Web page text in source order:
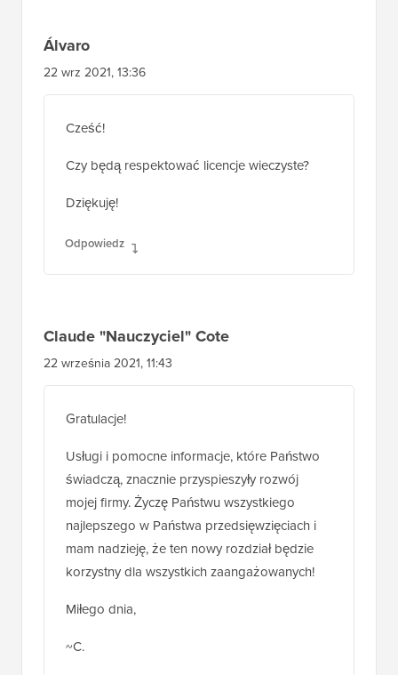
Álvaro
22 wrz 2021, 13:36
Cześć!
Czy będą respektować licencje wieczyste?
Dziękuję!
Odpowiedz
Claude "Nauczyciel" Cote
22 września 2021, 11:43
Gratulacje!
Usługi i pomocne informacje, które Państwo
świadczą, znacznie przyspieszyły rozwój
mojej firmy. Życzę Państwu wszystkiego
najlepszego w Państwa przedsięwzięciach i
mam nadzieję, że ten nowy rozdział będzie
korzystny dla wszystkich zaangażowanych!
Miłego dnia,
~C.